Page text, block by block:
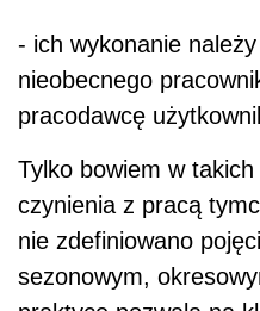
- ich wykonanie
nieobecnego
pracodawcę
Tylko bowiem w
czynienia z pracą
nie zdefiniowano
sezonowym,